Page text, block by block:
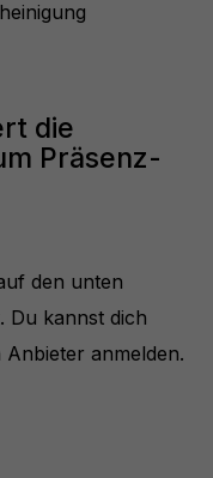
die
Präsenz-
den unten
Du kannst dich
anmelden.